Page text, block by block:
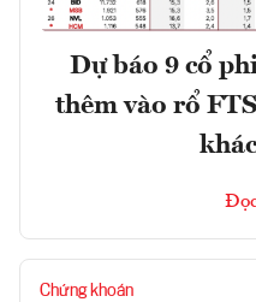
Dự báo 9 cổ
thêm vào rổ
Chứng khoán